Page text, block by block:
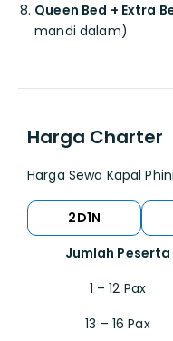
Queen Bed + Extra
mandi dalam)
Harga Charter
Harga Sewa Kapal
2D1N
Jumlah Peserta
1 – 12 Pax
13 – 16 Pax